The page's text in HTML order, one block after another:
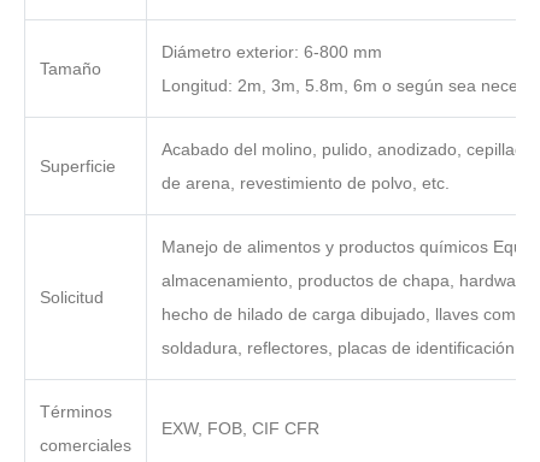
Tamaño
Diámetro exterior: 6-800 mm
Longitud: 2m, 3m, 5.8m, 6m o según sea
Superficie
Acabado del molino, pulido, anodizado,
de arena, revestimiento de polvo, etc.
Solicitud
Manejo de alimentos y productos químicos
almacenamiento, productos de chapa, hardware
hecho de hilado de carga dibujado, llaves
soldadura, reflectores, placas de identificación
Términos
comerciales
EXW, FOB, CIF CFR